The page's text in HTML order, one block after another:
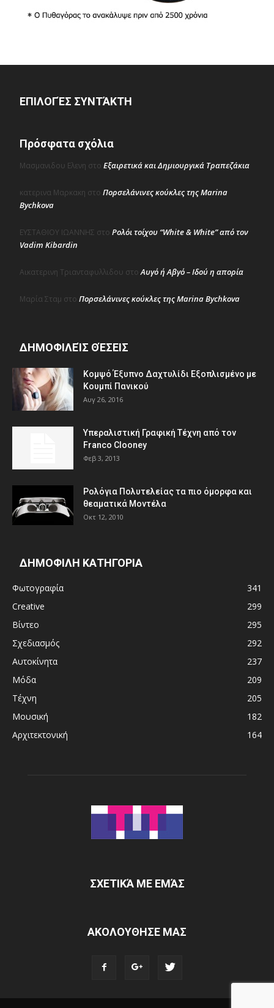
ΕΠΙΛΟΓΈΣ ΣΥΝΤΆΚΤΗ
Πρόσφατα σχόλια
Μασμανιδου Ελενη στο Εξαιρετικά και Δημιουργικά Τραπεζάκια
κατερινα Μαρκακη στο Πορσελάνινες κούκλες της Marina
Bychkova
ΕΥΣΤΑΘΙΟΥ ΙΩΑΝΝΗΣ στο Ρολόι τοίχου “White & White” από τον
Vadim Kibardin
Αικατερινη Τριανταφυλλιδου στοΑυγό ή Αβγό – Ιδού η απορία
Μαρία Σταμ στο Πορσελάνινες κούκλες της Marina Bychkova
ΔΗΜΟΦΙΛΕΊΣ ΘΈΣΕΙΣ
Κομψό Έξυπνο Δαχτυλίδι Εξοπλισμένο με
Κουμπί Πανικού
Αυγ 26, 2016
Υπεραλιστική Γραφική Τέχνη από τον
Franco Clooney
Φεβ 3, 2013
Ρολόγια Πολυτελείας τα πιο όμορφα και
θεαματικά Μοντέλα
Οκτ 12, 2010
ΔΗΜΟΦΙΛΗ ΚΑΤΗΓΟΡΙΑ
Φωτογραφία
341
Creative
299
Βίντεο
295
Σχεδιασμός
292
Αυτοκίνητα
237
Μόδα
209
Τέχνη
205
Μουσική
182
Αρχιτεκτονική
164
ΣΧΕΤΙΚΆ ΜΕ ΕΜΆΣ
ΑΚΟΛΟΥΘΗΣΕ ΜΑΣ